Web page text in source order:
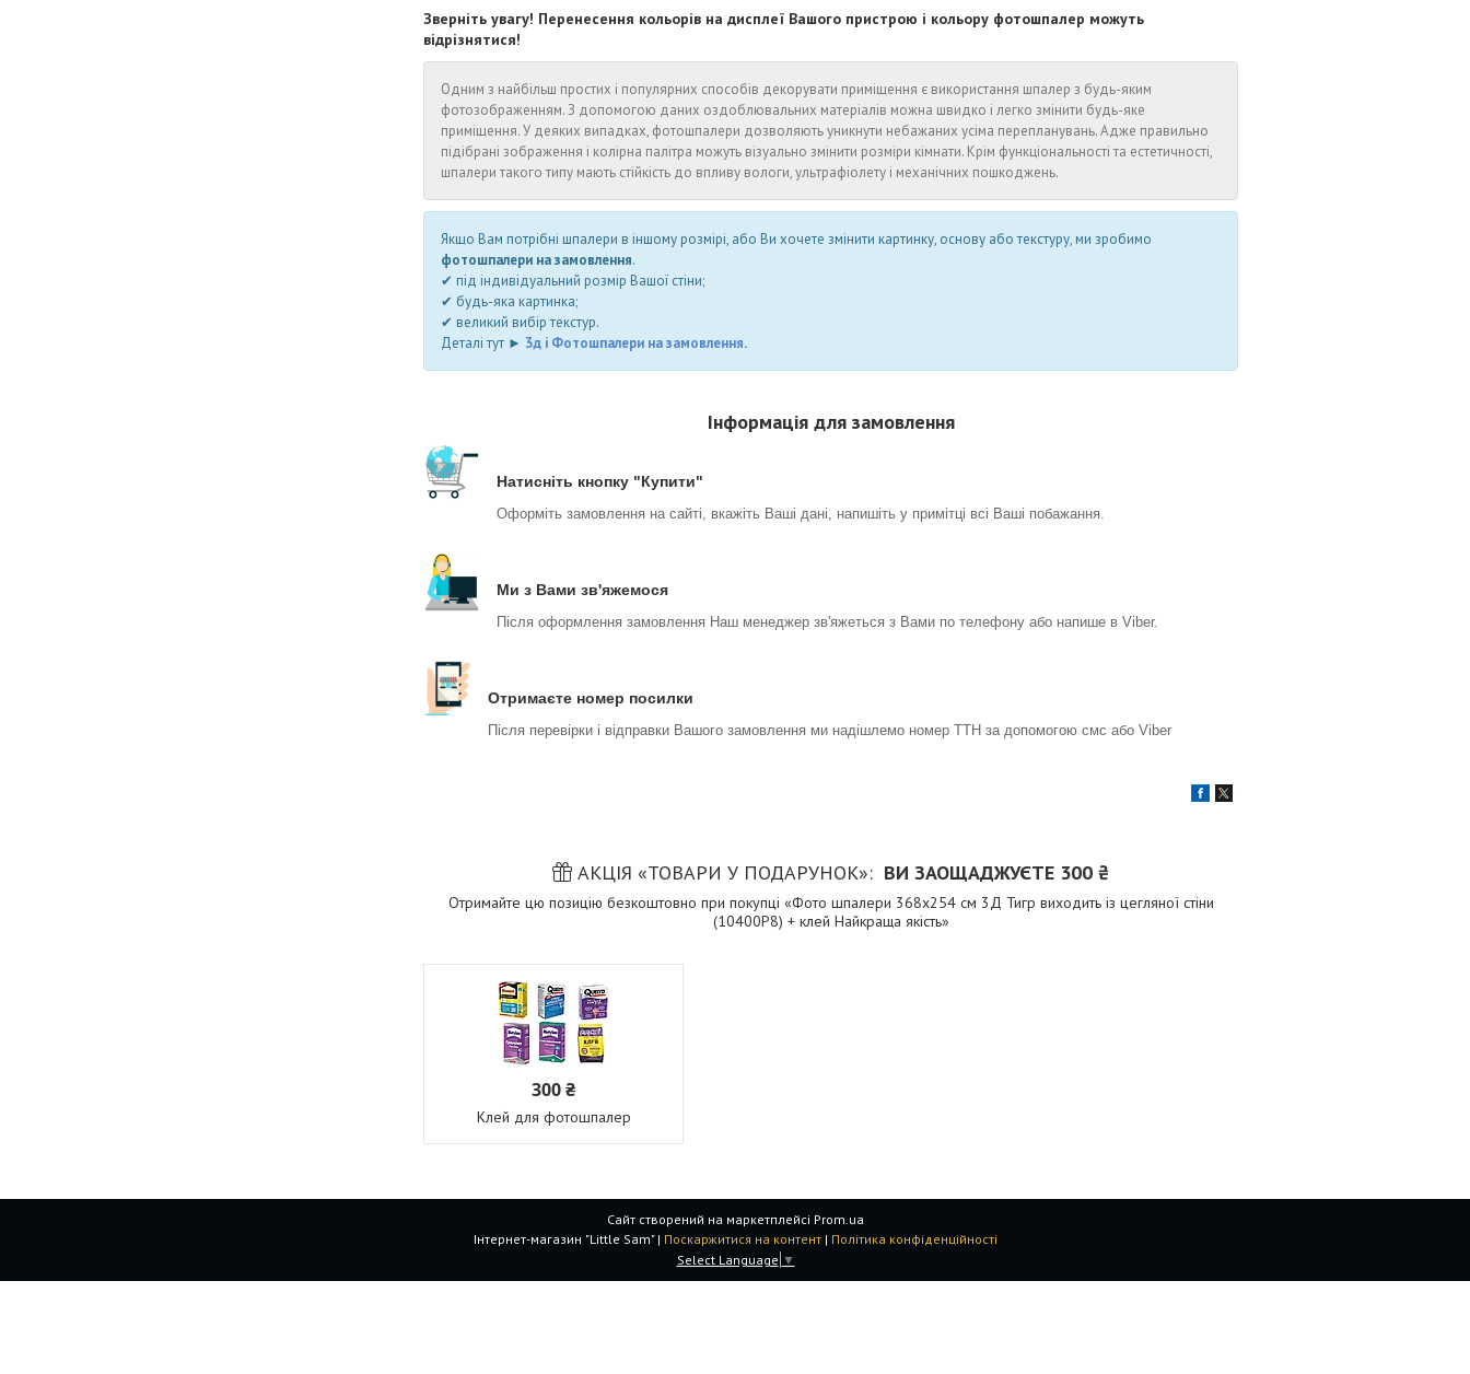
Зверніть увагу! Перенесення кольорів на дисплеї Вашого пристрою і кольору фотошпалер можуть
відрізнятися!
Одним з найбільш простих і популярних способів декорувати приміщення є використання шпалер з будь-яким
фотозображенням. З допомогою даних оздоблювальних матеріалів можна швидко і легко змінити будь-яке
приміщення. У деяких випадках, фотошпалери дозволяють уникнути небажаних усіма перепланувань. Адже правильно
підібрані зображення і колірна палітра можуть візуально змінити розміри кімнати. Крім функціональності та естетичності,
шпалери такого типу мають стійкість до впливу вологи, ультрафіолету і механічних пошкоджень.
Якщо Вам потрібні шпалери в іншому розмірі, або Ви хочете змінити картинку, основу або текстуру, ми зробимо
фотошпалери на замовлення.
✔ під індивідуальний розмір Вашої стіни;
✔ будь-яка картинка;
✔ великий вибір текстур.
Деталі тут ► 3д і Фотошпалери на замовлення.
Інформація для замовлення
Натисніть кнопку "Купити"
Оформіть замовлення на сайті, вкажіть Ваші дані, напишіть у примітці всі Ваші побажання.
Ми з Вами зв'яжемося
Після оформлення замовлення Наш менеджер зв'яжеться з Вами по телефону або напише в Viber.
Отримаєте номер посилки
Після перевірки і відправки Вашого замовлення ми надішлемо номер ТТН за допомогою смс або Viber
АКЦІЯ «ТОВАРИ У ПОДАРУНОК» ВИ ЗАОЩАДЖУЄТЕ 300 ₴
Отримайте цю позицію безкоштовно при покупці «Фото шпалери 368х254 см 3Д Тигр виходить із цегляної стіни
(10400P8) + клей Найкраща якість»
300 ₴
Клей для фотошпалер
Сайт створений на маркетплейсі Prom.ua
Інтернет-магазин "Little Sam" | Поскаржитися на контент | Політика конфіденційності
Select Language ▼